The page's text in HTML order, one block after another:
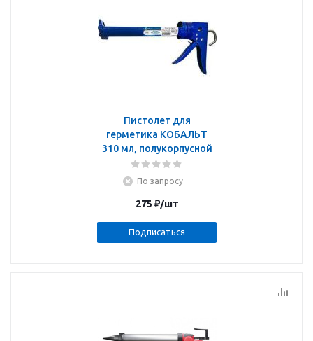
Пистолет для
герметика КОБАЛЬТ
310 мл, полукорпусной
По запросу
275 ₽/шт
Подписаться